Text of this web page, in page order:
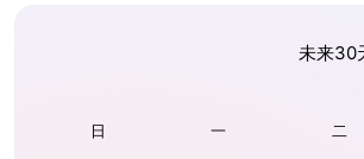
未来30
日 一 二